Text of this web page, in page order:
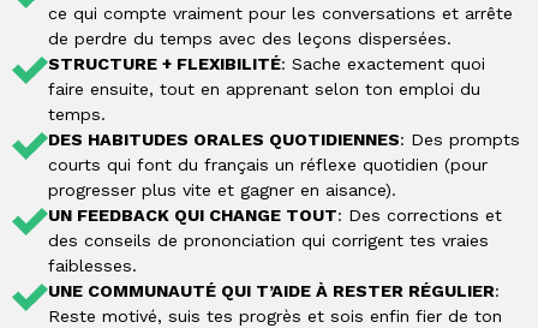
ce qui compte vraiment pour les conversations et arrête
de perdre du temps avec des leçons dispersées.
STRUCTURE + FLEXIBILITÉ: Sache exactement quoi
faire ensuite, tout en apprenant selon ton emploi du
temps.
DES HABITUDES ORALES QUOTIDIENNES: Des prompts
courts qui font du français un réflexe quotidien (pour
progresser plus vite et gagner en aisance).
UN FEEDBACK QUI CHANGE TOUT: Des corrections et
des conseils de prononciation qui corrigent tes vraies
faiblesses.
UNE COMMUNAUTÉ QUI T’AIDE À RESTER RÉGULIER:
Reste motivé, suis tes progrès et sois enfin fier de ton